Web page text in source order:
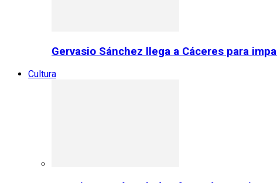
Gervasio Sánchez llega a Cáceres para
Cultura